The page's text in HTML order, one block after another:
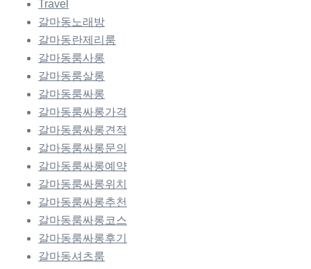
Travel
갈마동노래방
갈마동란제리룸
갈마동룸사롱
갈마동룸살롱
갈마동룸싸롱
갈마동룸싸롱가격
갈마동룸싸롱견적
갈마동룸싸롱문의
갈마동룸싸롱예약
갈마동룸싸롱위치
갈마동룸싸롱추천
갈마동룸싸롱코스
갈마동룸싸롱후기
갈마동셔츠룸